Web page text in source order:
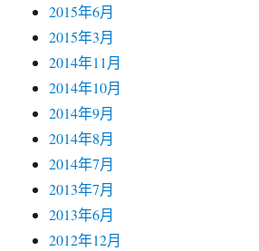
2015年6月
2015年3月
2014年11月
2014年10月
2014年9月
2014年8月
2014年7月
2013年7月
2013年6月
2012年12月